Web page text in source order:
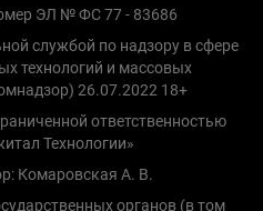
ЭЛ № ФС 77 - 83686
службой по надзору в сфере
технологий и массовых
26.07.2022 18+
ответственностью
Технологии»
Комаровская А. В.
органов (в том